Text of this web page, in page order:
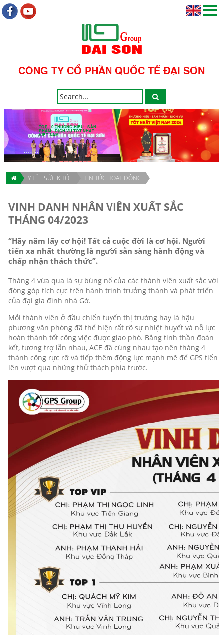
CÔNG TY CỔ PHẦN QUỐC TẾ ĐẠI SƠN
TOP 10 THƯƠNG HIỆU - SẢN
PHẨM - DỊCH VỤ TỐT NHẤT
VIỆT NAM
Y TẾ - SỨC KHỎE TIN TỨC HOẠT ĐỘNG
VINH DANH NHÂN VIÊN XUẤT SẮC
THÁNG 04/2023
“Hãy nắm lấy cơ hội! Tất cả cuộc đời là cơ hội. Người
tiến xa nhất thường là người sẵn sàng hành động và
chấp nhận thách thức”.
Tháng 4 vừa qua là sự bùng nổ của các thành viên xuất sắc với
đóng góp tích cực trên hành trình trưởng thành và phát triển
của đại gia đình nhà Gờ.
Mỗi thành viên ở đầu chiến tuyến thị trường hay là hậu
phương văn phòng đã thể hiện rất rõ sự nhiệt huyết và nỗ lực
hoàn thành tốt công việc được giao phó. Bằng tinh thần đoàn
kết, tương trợ lẫn nhau, ACE đã cùng nhau tạo nên tháng 4
thành công rực rỡ và tiếp thêm động lực mạnh mẽ để GPS tiến
lên vượt qua những thử thách phía trước.